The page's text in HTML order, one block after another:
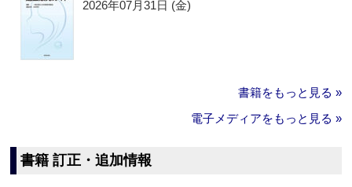
2026年07月31日 (金)
書籍をもっと見る »
電子メディアをもっと見る »
書籍 訂正・追加情報